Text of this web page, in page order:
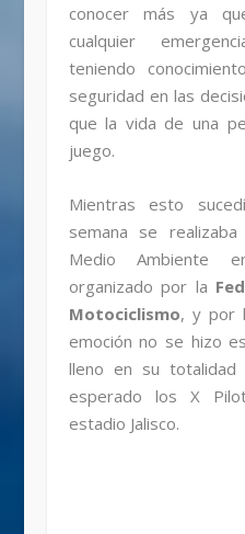
conocer más ya
cualquier
teniendo
seguridad en las
que la vida de una
juego.
Mientras esto
semana se
Medio Ambiente
organizado por la
Motociclismo, y por
emoción no se hizo
lleno en su
esperado los X
estadio Jalisco.